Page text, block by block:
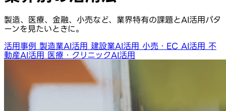
製造、医療、金融、小売など、業界特有の課題とAI活用パタ
ーンを見たいときに。
活用事例 製造業AI活用 建設業AI活用 小売・EC AI活用 不
動産AI活用 医療・クリニックAI活用